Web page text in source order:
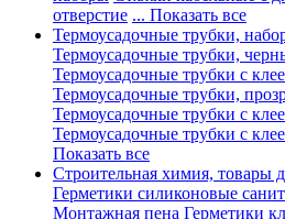
отверстие ... Показать все
Термоусадочные трубки,
Термоусадочные трубки,
Термоусадочные трубки с
Термоусадочные трубки,
Термоусадочные трубки с
Термоусадочные трубки с
Показать все
Строительная химия, товары
Герметики силиконовые
Монтажная пена Герметики